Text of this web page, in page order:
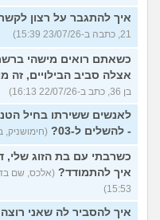
איך להתגבר על רצון
21, כתבה ב-23/07/26 15:39)
כשאתם רואים מישהי
אצלה סביב הבילויים, זה
בן 36, כתב ב-22/07/26 16:13)
לאנשים ששירתו בחיל
- להשלים ל-03?
(חימושניק, בן 19, כתב ב-22/07/26
כשרבתי עם בת הזוג שלי,
איך להתמודד?
15:53)
איך להסביר לה שאני